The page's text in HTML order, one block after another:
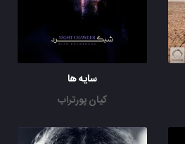
سایه ها
کیان پورتراب